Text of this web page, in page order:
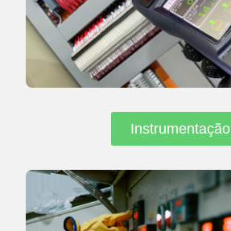
Instrumentação